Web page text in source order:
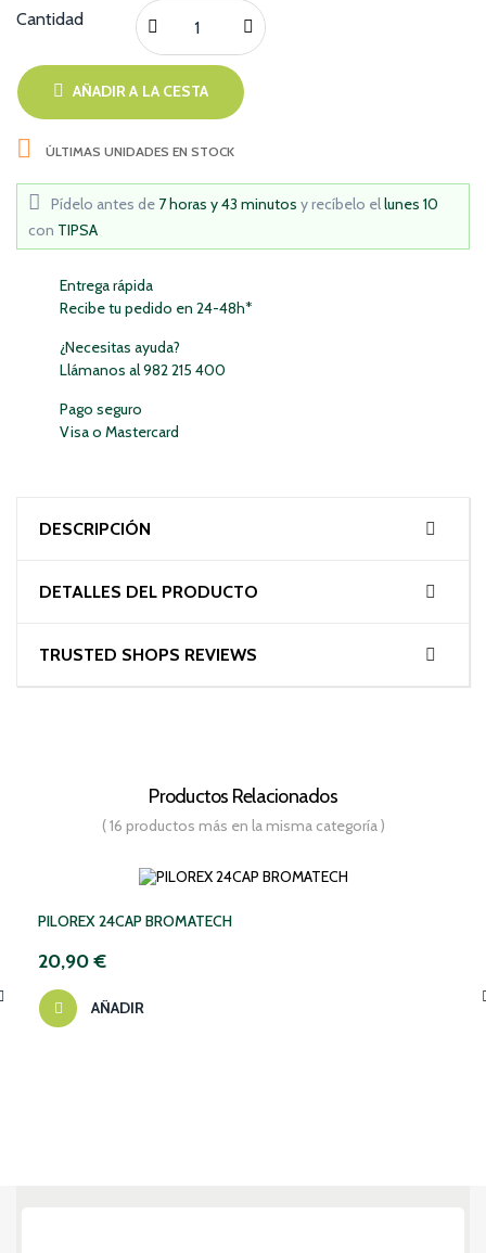
Cantidad
AÑADIR A LA CESTA
 ÚLTIMAS UNIDADES EN STOCK
Pídelo antes de 7 horas y 43 minutos y recíbelo ellunes 10
con TIPSA
Entrega rápida
Recibe tu pedido en 24-48h*
¿Necesitas ayuda?
Llámanos al 982 215 400
Pago seguro
Visa o Mastercard
DESCRIPCIÓN
DETALLES DEL PRODUCTO
TRUSTED SHOPS REVIEWS
Productos Relacionados
( 16 productos más en la misma categoría )
PILOREX 24CAP BROMATECH
20,90 €
AÑADIR